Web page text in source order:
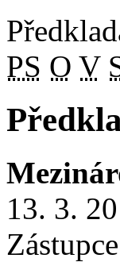
PS O V
13. 3.